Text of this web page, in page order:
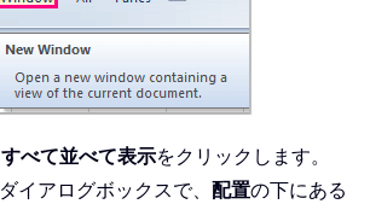
すべて並べて表示をクリックします。
ダイアログボックスで、 配置の下にある